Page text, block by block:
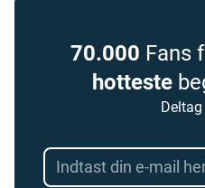
70.000 Fans
hotteste